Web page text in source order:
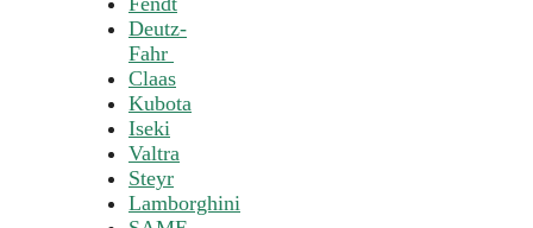
Deutz-
Fahr
Claas
Kubota
Iseki
Valtra
Steyr
Lamborghini